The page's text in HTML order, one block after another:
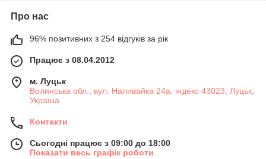
Про нас
96% позитивних з 254 відгуків за рік
Працює з 08.04.2012
м. Луцьк
Волинська обл., вул. Наливайка 24а, індекс 43023, Луцьк,
Україна
Контакти
Сьогодні працює з 09:00 до 18:00
Показати весь графік роботи